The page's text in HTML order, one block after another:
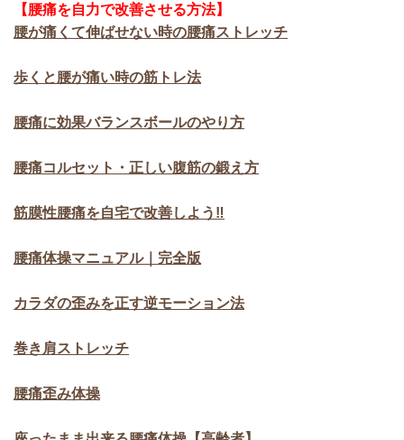
【腰痛を自力で改善させる方法】
腰が痛くて伸ばせない時の腰痛ストレッチ
歩くと腰が痛い時の筋トレ法
腰痛に効果バランスボールのやり方
腰痛コルセット・正しい腹筋の鍛え方
筋膜性腰痛を自宅で改善しよう‼
腰痛体操マニュアル｜完全版
カラダの歪みを正す逆モーション法
巻き肩ストレッチ
腰痛歪み体操